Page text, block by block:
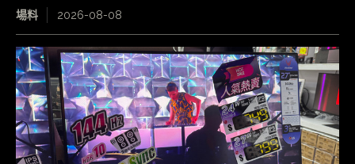
場料 2026-08-08